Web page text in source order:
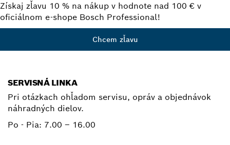
Získaj zľavu 10 % na nákup v hodnote nad 100 € v
oficiálnom e-shope Bosch Professional!
Chcem zľavu
SERVISNÁ LINKA
Pri otázkach ohľadom servisu, opráv a objednávok
náhradných dielov.
Po - Pia: 7.00 – 16.00